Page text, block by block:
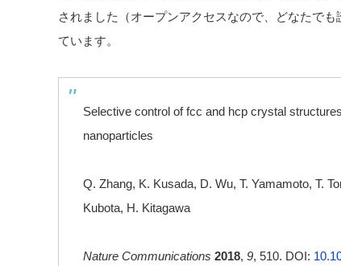
されました（オープンアクセスなので、どなたでも
ています。
Selective control of fcc and hcp crystal
nanoparticles
Q. Zhang, K. Kusada, D. Wu, T. Yamamoto, T.
Kubota, H. Kitagawa
Nature Communications 2018, 9, 510. DOI: